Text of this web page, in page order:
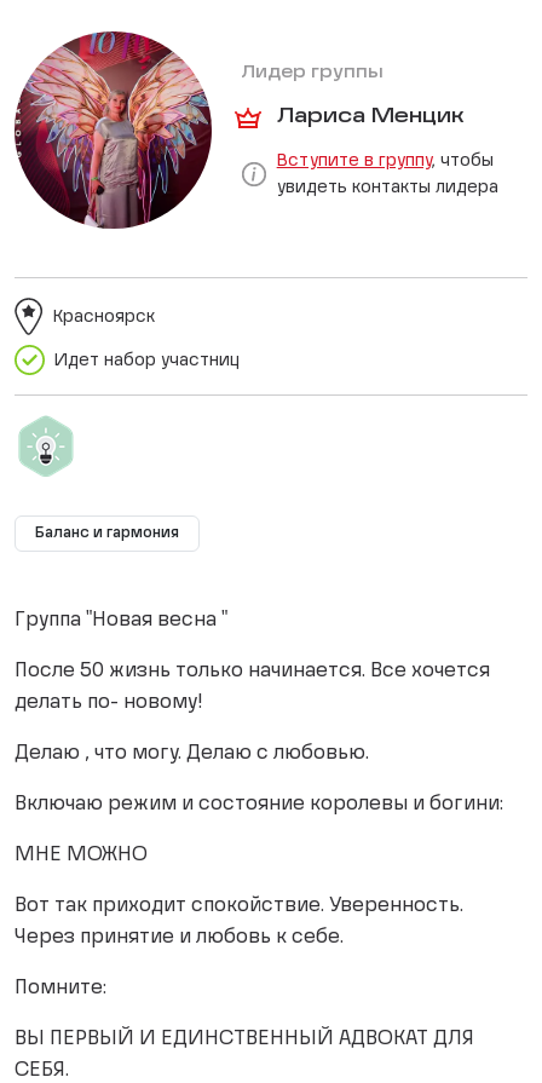
Лидер группы
Лариса Менцик
Вступите в группу, чтобы
увидеть контакты лидера
Идет набор участниц
Красноярск
Баланс и гармония
Группа "Новая весна "
После 50 жизнь только начинается. Все хочется
делать по- новому!
Делаю , что могу. Делаю с любовью.
Включаю режим и состояние королевы и богини:
МНЕ МОЖНО
Вот так приходит спокойствие. Уверенность.
Через принятие и любовь к себе.
Помните:
ВЫ ПЕРВЫЙ И ЕДИНСТВЕННЫЙ АДВОКАТ ДЛЯ
СЕБЯ.